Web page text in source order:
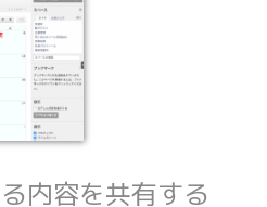
内容を共有する